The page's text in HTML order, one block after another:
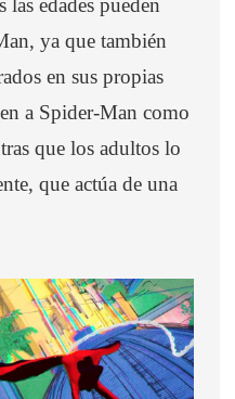
ya que también
en sus propias
a Spider-Man como
que los adultos lo
que actúa de una